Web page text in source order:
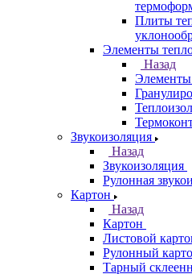
Плиты
Элементы
Назад
Элементы
Звукоизоляция
Назад
Звукоизоляция
Рулонная
Картон
Назад
Картон
Листовой
Рулонный
Тарный